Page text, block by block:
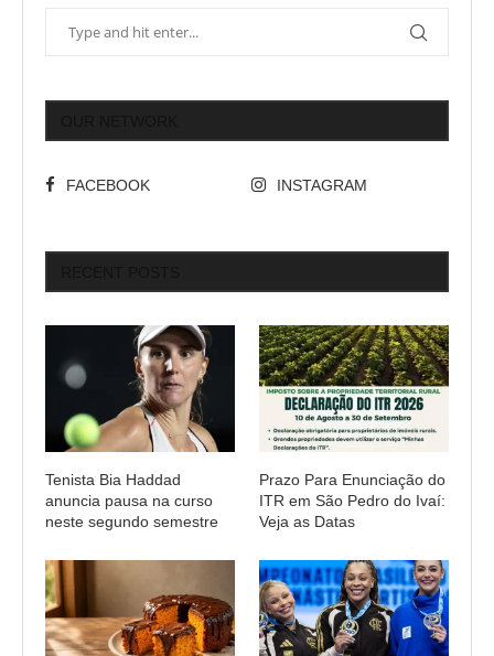
FACEBOOK INSTAGRAM
Tenista Bia Haddad
anuncia pausa na curso
neste segundo semestre
Prazo Para Enunciação do
ITR em São Pedro do Ivaí:
Veja as Datas